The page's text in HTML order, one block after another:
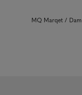
MQ Marqet Dam